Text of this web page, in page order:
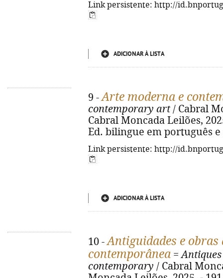
Link persistente: http://
ADICIONAR À LISTA
9 -Arte moderna e
contemporary art/ Cabral
Cabral Moncada Leilões,
Ed. bilingue em português e
Link persistente: http://
ADICIONAR À LISTA
10 -Antiguidades e obras
contemporânea =
contemporary / Cabral